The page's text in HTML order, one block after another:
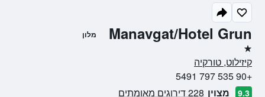
Manavgat/Hotel Grun מלון
כוכב 1
קיזילוט, טורקיה
+90 535 797 5491
9.3 מצוין 228 דירוגים מאומתים